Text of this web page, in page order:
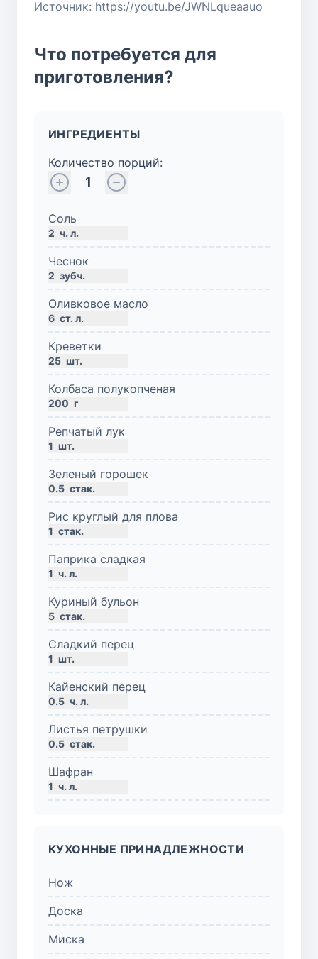
Источник: https://youtu.be/JWNLqueaauo
Что потребуется для
приготовления?
ИНГРЕДИЕНТЫ
Количество порций:
1
Соль
2 ч. л.
Чеснок
2 зубч.
Оливковое масло
6 ст. л.
Креветки
25 шт.
Колбаса полукопченая
200 г
Репчатый лук
1 шт.
Зеленый горошек
0.5 стак.
Рис круглый для плова
1 стак.
Паприка сладкая
1 ч. л.
Куриный бульон
5 стак.
Сладкий перец
1 шт.
Кайенский перец
0.5 ч. л.
Листья петрушки
0.5 стак.
Шафран
1 ч. л.
КУХОННЫЕ ПРИНАДЛЕЖНОСТИ
Нож
Доска
Миска